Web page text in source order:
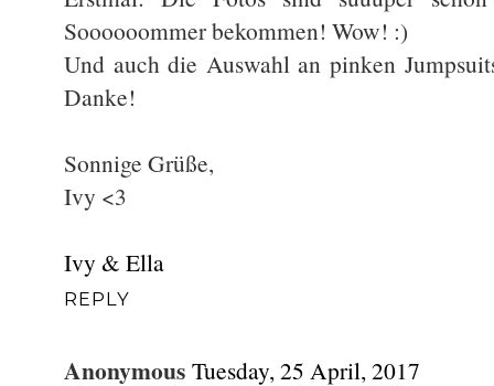
Soooooommer bekommen! Wow! :)
Und auch die Auswahl an pinken
Danke!
Sonnige Grüße,
Ivy <3
Ivy & Ella
REPLY
Anonymous Tuesday, 25 April, 2017